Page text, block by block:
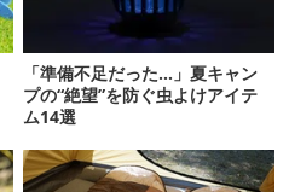
「準備不足だった…」夏キャン
プの“絶望”を防ぐ虫よけアイテ
ム14選